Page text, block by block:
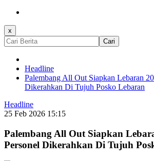
x
Cari
Headline
Palembang All Out Siapkan Lebaran
Dikerahkan Di Tujuh Posko Lebaran
Headline
25 Feb 2026 15:15
Palembang All Out Siapkan
Personel Dikerahkan Di Tujuh